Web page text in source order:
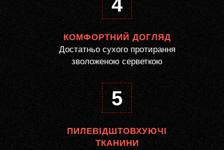
4
КОМФОРТНИЙ ДОГЛЯД
Достатньо сухого протирання
зволоженою серветкою
5
ПИЛЕВІДШТОВХУЮЧІ
ТКАНИНИ